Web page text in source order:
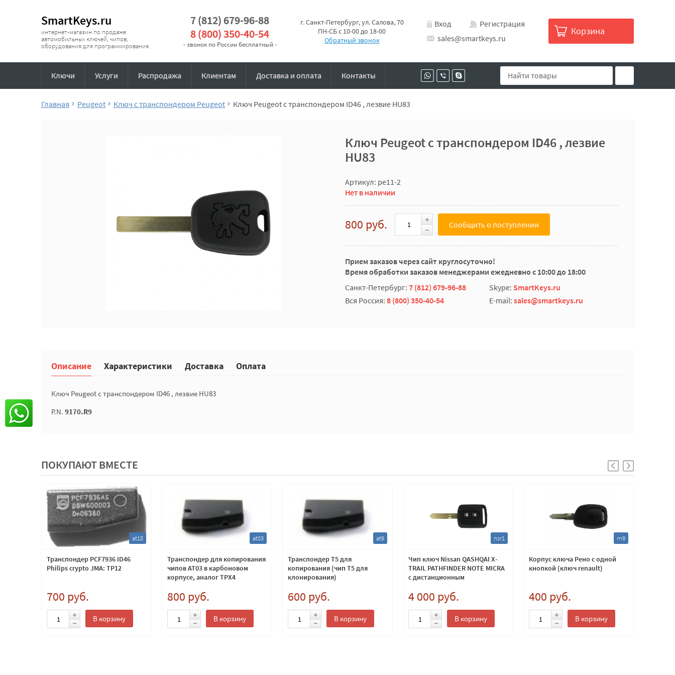
SmartKeys.ru
интернет-магазин по продаже
автомобильных ключей, чипов,
оборудования для программирования.
7 (812) 679-96-88
8 (800) 350-40-54
- звонок по России бесплатный -
г. Санкт-Петербург, ул. Салова, 70
ПН-СБ с 10-00 до 18-00
Обратный звонок
Вход
Регистрация
sales@smartkeys.ru
Корзина
Ключи Услуги Распродажа Клиентам Доставка и оплата Контакты
Главная Peugeot Ключ с транспондером Peugeot Ключ Peugeot с транспондером ID46 , лезвие HU83
Ключ Peugeot с транспондером ID46 , лезвие
HU83
Артикул: pe11-2
Нет в наличии
800 руб. Сообщить о поступлении
Прием заказов через сайт круглосуточно!
Время обработки заказов менеджерами ежедневно с 10:00 до 18:00
Санкт-Петербург: 7 (812) 679-96-88 Skype: SmartKeys.ru
Вся Россия: 8 (800) 350-40-54 E-mail: sales@smartkeys.ru
Описание Характеристики Доставка Оплата
Ключ Peugeot с транспондером ID46 , лезвие HU83
P.N. 9170.R9
ПОКУПАЮТ ВМЕСТЕ
at18
Транспондер PCF7936 ID46
Philips crypto JMA: TP12
700 руб.
В корзину
at03
Транспондер для копирования
чипов AT03 в карбоновом
корпусе, аналог TPX4
800 руб.
В корзину
at9
Транспондер T5 для
копирования (чип Т5 для
клонирования)
600 руб.
В корзину
nsr1
Чип ключ Nissan QASHQAI X-
TRAIL PATHFINDER NOTE MICRA
с дистанционным
замком 2 кнопки 46 тип. P/N
28268-AX61A
4 000 руб.
В корзину
rn9
Корпус ключа Рено с одной
кнопкой (ключ renault)
400 руб.
В корзину